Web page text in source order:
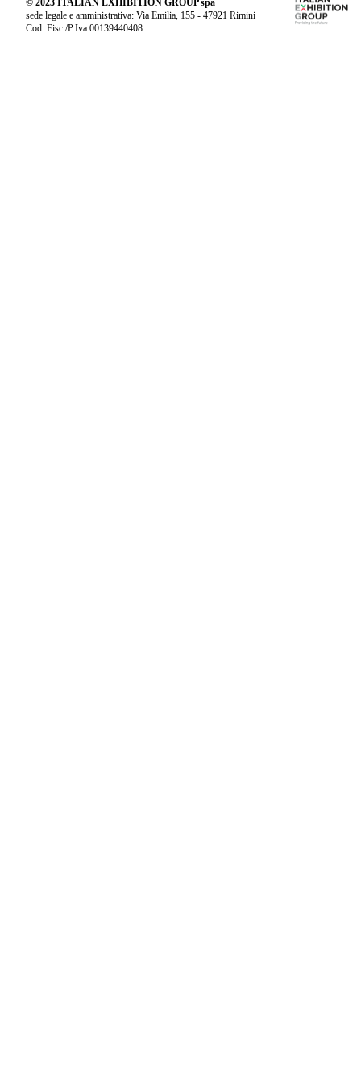
© 2023 ITALIAN EXHIBITION GROUP spa
sede legale e amministrativa: Via Emilia, 155 - 47921 Rimini
Cod. Fisc./P.Iva 00139440408.